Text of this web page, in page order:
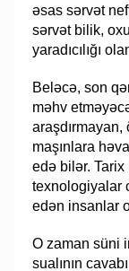
əsas sərvət
sərvət bilik,
yaradıcılığı
Beləcə, son
məhv
araşdırmayan,
maşınlara
edə bilər. Tarix
texnologiyalar
edən insanlar
O zaman süni
sualının